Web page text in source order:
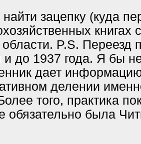
зацепку (куда
книгах
P.S. Переезд
и до 1937 года. Я бы
дает
делении
того, практика
обязательно была